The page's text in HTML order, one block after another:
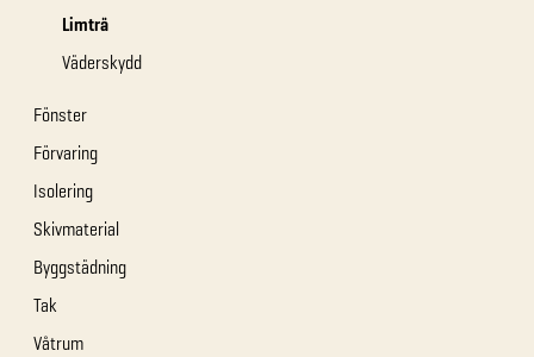
Limträ
Väderskydd
Fönster
Förvaring
Isolering
Skivmaterial
Byggstädning
Tak
Våtrum